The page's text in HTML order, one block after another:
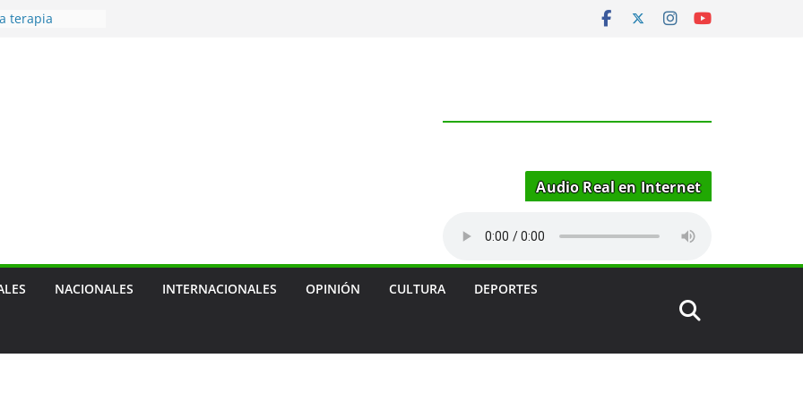
terapia
prevenir
mascotas
social
sobre
empresa
transporte
de las
Audio Real en Internet
NACIONALES INTERNACIONALES OPINIÓN CULTURA DEPORTES